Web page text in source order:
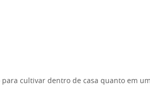
para cultivar dentro de casa quanto em